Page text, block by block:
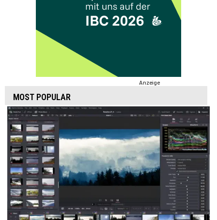
Anzeige
MOST POPULAR